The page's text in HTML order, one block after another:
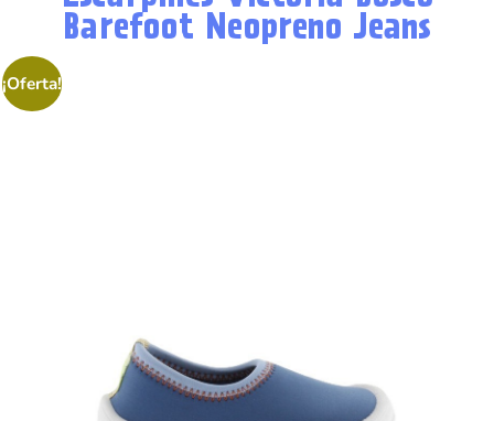
Barefoot Neopreno Jeans
¡Oferta!